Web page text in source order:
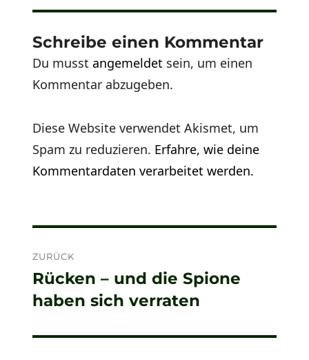
Schreibe einen Kommentar
Du musstangemeldet sein, um einen
Kommentar abzugeben.
Diese Website verwendet Akismet, um
Spam zu reduzieren. Erfahre, wie deine
Kommentardaten verarbeitet werden.
ZURÜCK
Vorheriger
Beitrag:
Rücken – und die Spione
haben sich verraten